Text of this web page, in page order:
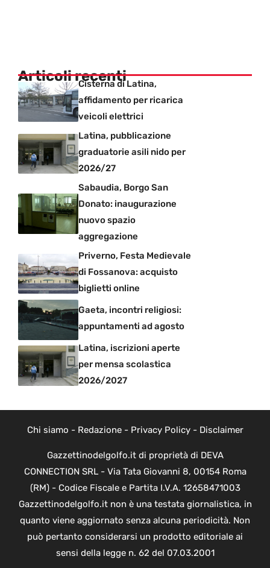
Articoli recenti
Cisterna di Latina,
affidamento per ricarica
veicoli elettrici
Latina, pubblicazione
graduatorie asili nido per
2026/27
Sabaudia, Borgo San
Donato: inaugurazione
nuovo spazio
aggregazione
Priverno, Festa Medievale
di Fossanova: acquisto
biglietti online
Gaeta, incontri religiosi:
appuntamenti ad agosto
Latina, iscrizioni aperte
per mensa scolastica
2026/2027
Chi siamo - Redazione- Privacy Policy- Disclaimer
Gazzettinodelgolfo.it di proprietà di DEVA
CONNECTION SRL - Via Tata Giovanni 8, 00154 Roma
(RM) - Codice Fiscale e Partita I.V.A. 12658471003
Gazzettinodelgolfo.it non è una testata giornalistica, in
quanto viene aggiornato senza alcuna periodicità. Non
può pertanto considerarsi un prodotto editoriale ai
sensi della legge n. 62 del 07.03.2001